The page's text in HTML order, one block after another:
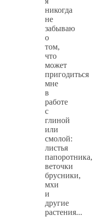
никогда
не
забываю
о
том,
что
может
пригодиться
мне
в
работе
с
глиной
или
смолой:
листья
папоротника,
веточки
брусники,
мхи
и
другие
растения...